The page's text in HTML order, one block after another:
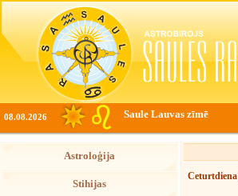
08.08.2026 Saule Lauvas zīmē
Astroloģija
Stihijas
Ceturtdiena